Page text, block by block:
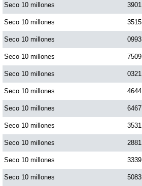
Sinuano Día
Sinuano Noche
Super Chontico Noche
Seco 10 millones 3901
Seco 10 millones 3515
Seco 10 millones 0993
Seco 10 millones 7509
Seco 10 millones 0321
Seco 10 millones 4644
Seco 10 millones 6467
Seco 10 millones 3531
Seco 10 millones 2881
Seco 10 millones 3339
Seco 10 millones 5083